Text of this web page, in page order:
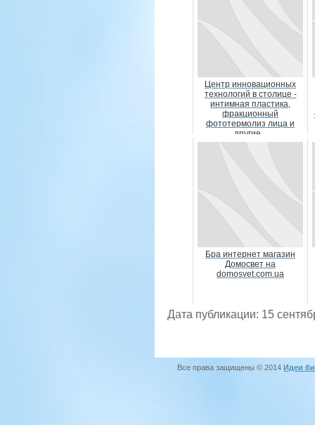
Центр инновационных
технологий в столице -
интимная пластика,
фракционный
фототермолиз лица и
другие...
Бра интернет магазин
Домосвет на
domosvet.com.ua
Дата публикации: 15
Все права защищены © 2014 Идеи